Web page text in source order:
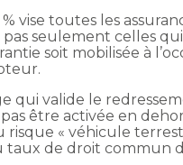
vise toutes les
seulement celles
soit mobilisée à
qui valide le
être activée en
risque « véhicule
taux de droit commun